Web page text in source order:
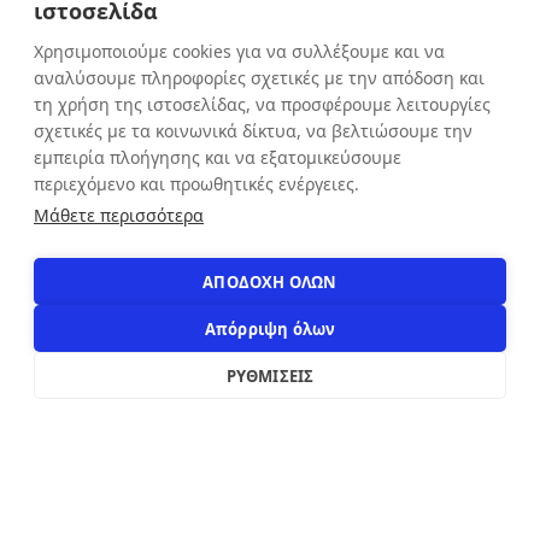
Σάββατο: 9:00 - 16:00
Κυριακή: ΚΛΕΙΣΤΑ
ΕΠΙΚΟΙΝΩΝΙΑ
ιστοσελίδα
Χρησιμοποιούμε cookies για να συλλέξουμε και να
αναλύσουμε πληροφορίες σχετικές με την απόδοση και
τη χρήση της ιστοσελίδας, να προσφέρουμε λειτουργίες
σχετικές με τα κοινωνικά δίκτυα, να βελτιώσουμε την
εμπειρία πλοήγησης και να εξατομικεύσουμε
περιεχόμενο και προωθητικές ενέργειες.
Μάθετε περισσότερα
ΑΠΟΔΟΧΗ ΟΛΩΝ
Απόρριψη όλων
ΡΥΘΜΙΣΕΙΣ